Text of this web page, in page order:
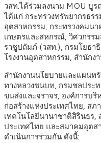
วสท.ได้ร่วมลงนาม MOU บู
ได้แก่ กระทรวงทรัพยากรธร
อุตสาหกรรม, กระทรวงคมน
เกษตรและสหกรณ์, วิศวกรร
ราชูปถัมภ์ (วสท.), กรมโยธา
โรงงานอุตสาหกรรม, สำนัก
สำนักงานนโยบายและแผนท
ทางหลวงชนบท, กรมชลประ
ขนส่งและจราจร, องค์การบริ
ก่อสร้างแห่งประเทศไทย, ส
เทคโนโลยีนานาชาติสิรินธร
ประเทศไทย และสมาคมอุต
ดำเนินการร่วมกัน ดังนี้: